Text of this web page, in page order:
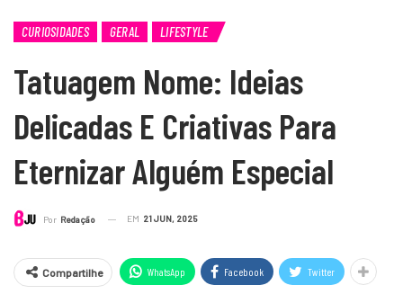
CURIOSIDADES GERAL LIFESTYLE
Tatuagem Nome: Ideias
Delicadas E Criativas Para
Eternizar Alguém Especial
Por Redação EM 21 JUN, 2025
Compartilhe WhatsApp Facebook Twitter